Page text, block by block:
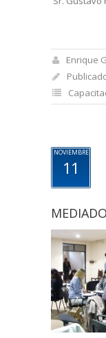
Enrique
NOVIEMBRE
11